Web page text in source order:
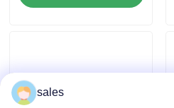
Demandez une citation
Lunettes de verres de sûreté
sales